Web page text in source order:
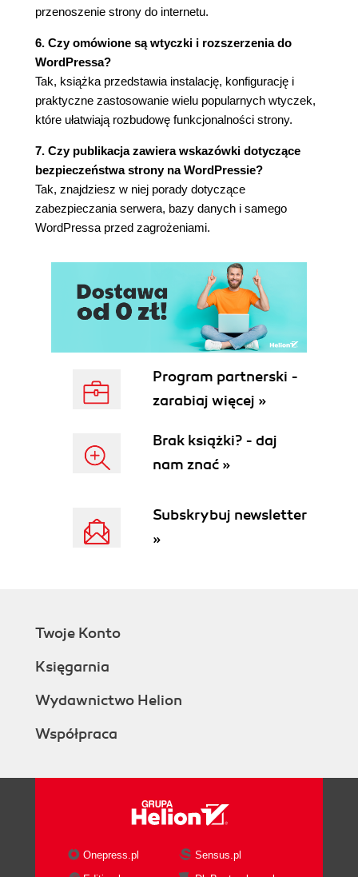
Instalowanie wtyczki (105)
Publikowanie pliku audio (109)
Podsumowanie (111)
Rozdział 6. Forum (113)
Ściąganie wtyczki i plików językowych (113)
(117)
Wgrywanie wtyczki i plików językowych na serwer
(118)
Instalacja forum (120)
Konfiguracja forum (121)
Rozdział 7. Kalendarz wydarzeń (127)
Poszukiwanie i instalacja wtyczki (127)
Konfiguracja wtyczki (129)
Poszukiwanie i instalacja wtyczki (137)
Konfiguracja wtyczki (141)
Podsumowanie (149)
Rozdział 9. Wersje wielojęzykowe (151)
Konfiguracja wtyczki (154)
Testowanie wtyczki (156)
Podsumowanie (158)
Podsumowanie (169)
Skonfigurowanie konta w środowisku roboczym
Wyeksportowanie bazy danych ze środowiska
Skopiowanie plików ze środowiska testowego do
Wprowadzenie zmian w plikach konfiguracyjnych
Wprowadzenie zmian w wyeksportowanej bazie
danych (183)
przenoszenie strony do internetu.
6. Czy omówione są wtyczki i rozszerzenia do
WordPressa?
Tak, książka przedstawia instalację, konfigurację i
praktyczne zastosowanie wielu popularnych wtyczek,
które ułatwiają rozbudowę funkcjonalności strony.
7. Czy publikacja zawiera wskazówki dotyczące
bezpieczeństwa strony na WordPressie?
Tak, znajdziesz w niej porady dotyczące
zabezpieczania serwera, bazy danych i samego
WordPressa przed zagrożeniami.
Program partnerski -
zarabiaj więcej »
Brak książki? - daj
nam znać »
Subskrybuj newsletter
»
Twoje Konto
Księgarnia
Wydawnictwo Helion
Współpraca
Onepress.pl
Sensus.pl